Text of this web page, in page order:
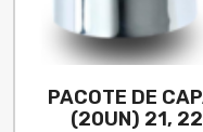
PACOTE DE
(20UN) 21,